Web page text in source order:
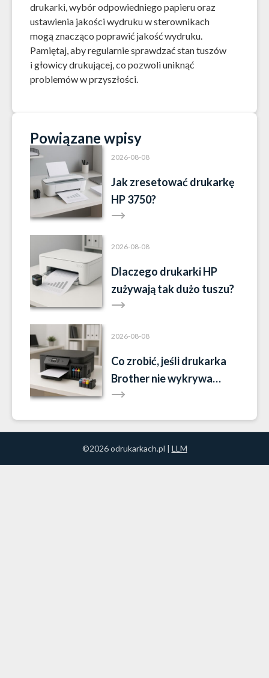
drukarki, wybór odpowiedniego papieru oraz
ustawienia jakości wydruku w sterownikach
mogą znacząco poprawić jakość wydruku.
Pamiętaj, aby regularnie sprawdzać stan tuszów
i głowicy drukującej, co pozwoli uniknąć
problemów w przyszłości.
Powiązane wpisy
2026-08-08
Jak zresetować drukarkę
HP 3750?
2026-08-08
Dlaczego drukarki HP
zużywają tak dużo tuszu?
2026-08-08
Co zrobić, jeśli drukarka
Brother nie wykrywa
tuszu?
©2026 odrukarkach.pl | LLM